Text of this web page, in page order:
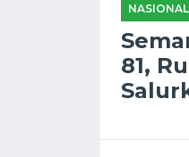
NASIONAL
81,